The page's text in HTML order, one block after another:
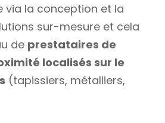
via la conception et la
sur-mesure et cela
de prestataires de
localisés sur le
(tapissiers, métalliers,